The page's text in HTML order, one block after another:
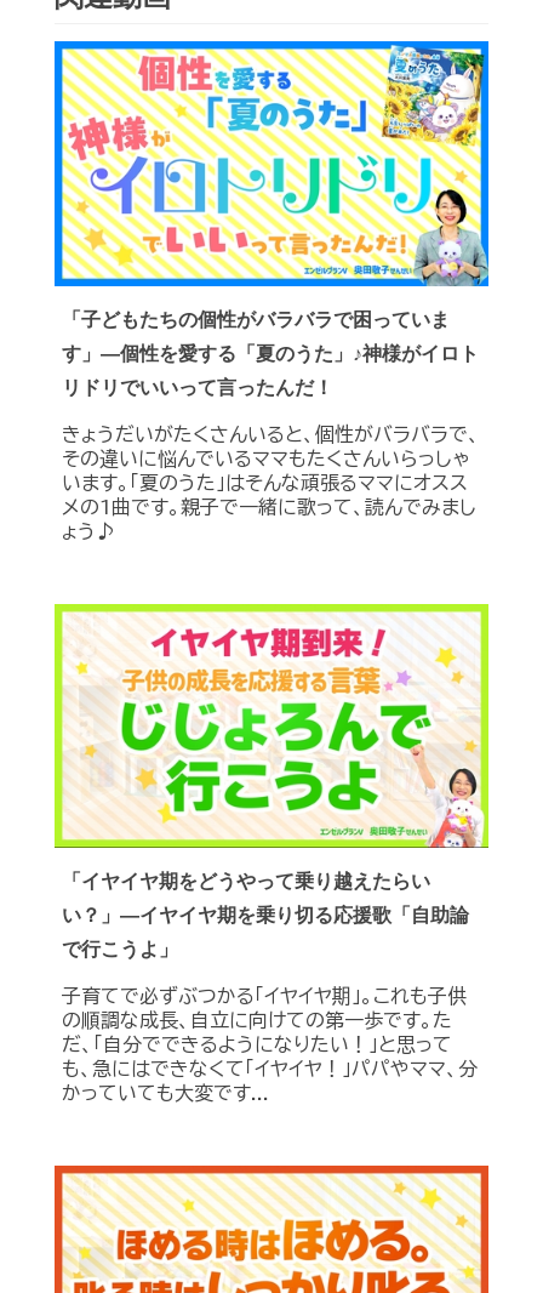
「子どもたちの個性がバラバラで困っていま
す」―個性を愛する「夏のうた」♪神様がイロト
リドリでいいって言ったんだ！
きょうだいがたくさんいると、個性がバラバラで、
その違いに悩んでいるママもたくさんいらっしゃ
います。「夏のうた」はそんな頑張るママにオスス
メの1曲です。親子で一緒に歌って、読んでみまし
ょう♪
「イヤイヤ期をどうやって乗り越えたらい
い？」―イヤイヤ期を乗り切る応援歌「自助論
で行こうよ」
子育てで必ずぶつかる「イヤイヤ期」。これも子供
の順調な成長、自立に向けての第一歩です。た
だ、「自分でできるようになりたい！」と思って
も、急にはできなくて「イヤイヤ！」パパやママ、分
かっていても大変です...